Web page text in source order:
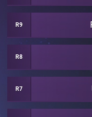
R9
R8
R7